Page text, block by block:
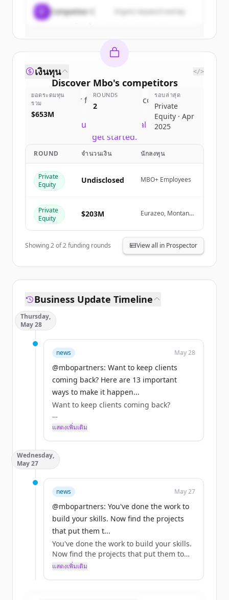
มีบัญชีอยู่แล้วใช่ไหม
Competitor C Organic keyword overlap
Discover Mbo's competitors
Sign up for free to view all competitors
New accounts include trial credits to
get started.
Create Free Account
มีบัญชีอยู่แล้วใช่ไหม
เงินทุน </>
ยอดระดมทุน
รวม
$653M
ROUNDS
2
รอบล่าสุด
Private
Equity · Apr
2025
ROUND จำนวนเงิน นักลงทุน
Private
Equity
Undisclosed MBO+ Employees
Private
Equity
$203M
Eurazeo, Montana
Showing2of2funding rounds View all in Prospector
Business Update Timeline
Thursday,
May 28
news May 28
@mbopartners: Want to keep clients
coming back? Here are 13 important
ways to make it happen...
Want to keep clients coming back?
Here are 13 important ways to make it
Full list at the link: https://t.co/NbkRJ7Erl2
#ClientRelationships #IndependentWork
https://t.co/LbWqRlVxqX
แสดงเพิ่มเติม
Wednesday,
May 27
news May 27
@mbopartners: You've done the work to
build your skills. Now find the projects
that put them t...
You've done the work to build your skills.
Now find the projects that put them to
good use.
แสดงเพิ่มเติม